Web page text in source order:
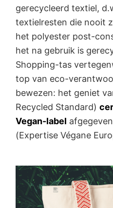
gerecycleerd textiel,
textielresten die nooit
het polyester post-
het na gebruik is
Shopping-tas
top van eco-
bewezen: het geniet
Recycled Standard)
Vegan-label
(Expertise Végane